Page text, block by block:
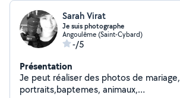
Sarah Virat
Je suis photographe
Angoulême (Saint-Cybard)
-/5
Présentation
Je peut réaliser des photos de mariage,
portraits,baptemes, animaux,